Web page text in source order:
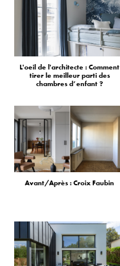
L'oeil de l'architecte : Comment
tirer le meilleur parti des
chambres d’enfant ?
Avant/Après : Croix Faubin